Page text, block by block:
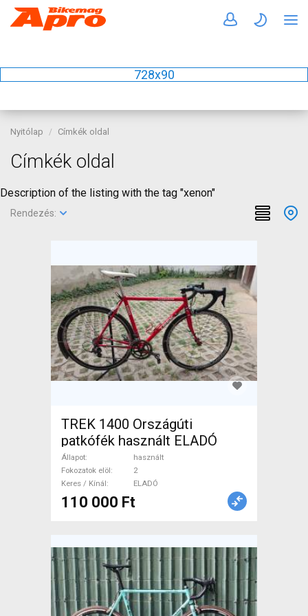
728x90
Nyitólap Címkék oldal
Címkék oldal
Description of the listing with the tag "xenon"
Rendezés:
TREK 1400 Országúti
patkófék használt ELADÓ
Állapot
használt
Fokozatok elöl
2
Keres / Kínál
ELADÓ
110 000 Ft